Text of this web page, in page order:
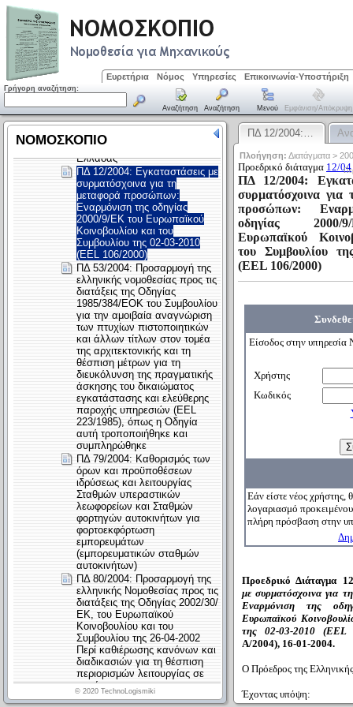
Ευρετήρια Νόμος Υπηρεσίες Επικοινωνία-Υποστήριξη
Γρήγορη αναζήτηση:
Αναζήτηση Αναζήτηση Μενού Εμφάνιση/απόκρυψη
ΠΔ 12/2004:…